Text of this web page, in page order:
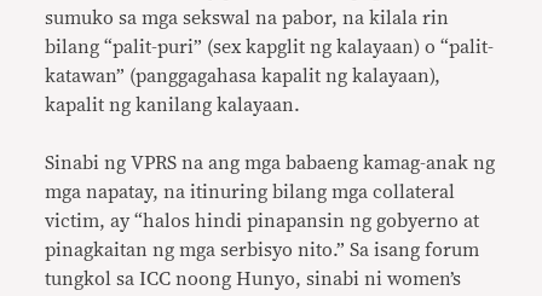
sumuko sa mga sekswal na pabor, na kilala rin
bilang “palit-puri” (sex kapglit ng kalayaan) o “palit-
katawan” (panggagahasa kapalit ng kalayaan),
kapalit ng kanilang kalayaan.
Sinabi ng VPRS na ang mga babaeng kamag-anak ng
mga napatay, na itinuring bilang mga collateral
victim, ay “halos hindi pinapansin ng gobyerno at
pinagkaitan ng mga serbisyo nito.” Sa isang forum
tungkol sa ICC noong Hunyo, sinabi ni women’s